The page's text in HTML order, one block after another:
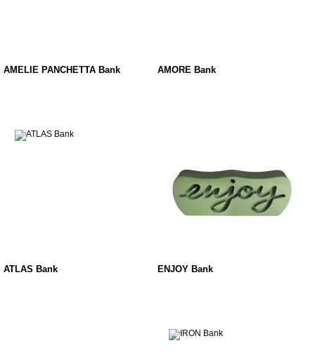
AMELIE PANCHETTA Bank AMORE Bank
ATLAS Bank ENJOY Bank